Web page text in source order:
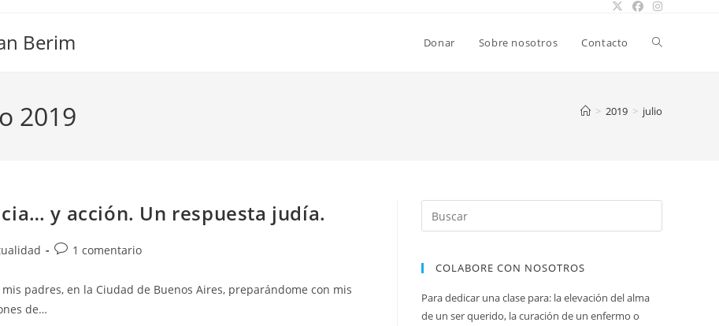
Berim Donar Sobre nosotros Contacto Alternar
2019 > 2019 > julio
y acción. Un respuesta judía.
Comentarios
entrada:
1 comentario
padres, en la Ciudad de Buenos Aires, preparándome con mis
de…
COLABORE CON NOSOTROS
Para dedicar una clase para: la elevación del alma
de un ser querido, la curación de un enfermo o